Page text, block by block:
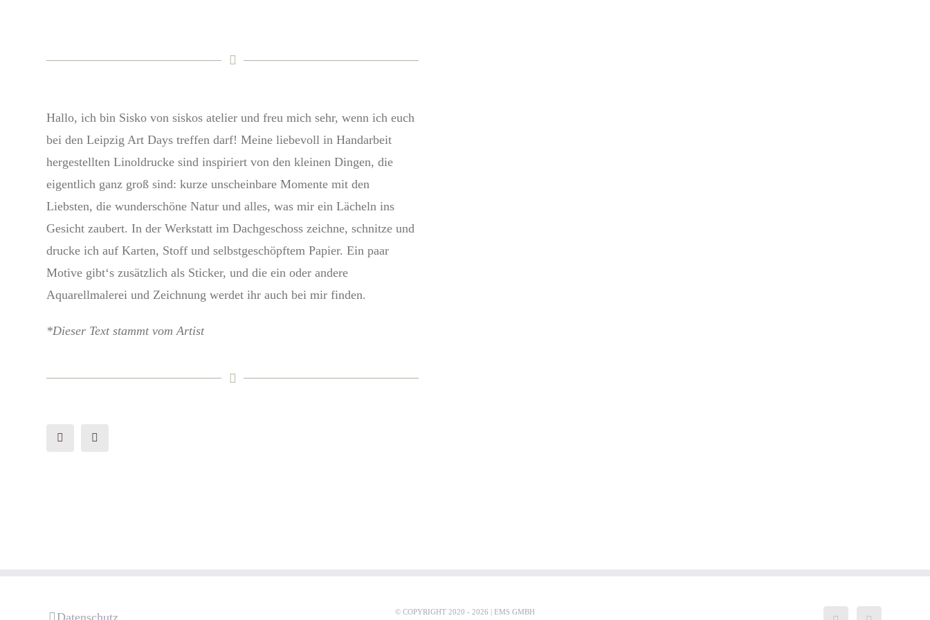
Hallo, ich bin Sisko von siskos atelier und freu mich sehr, wenn ich euch
bei den Leipzig Art Days treffen darf! Meine liebevoll in Handarbeit
hergestellten Linoldrucke sind inspiriert von den kleinen Dingen, die
eigentlich ganz groß sind: kurze unscheinbare Momente mit den
Liebsten, die wunderschöne Natur und alles, was mir ein Lächeln ins
Gesicht zaubert. In der Werkstatt im Dachgeschoss zeichne, schnitze und
drucke ich auf Karten, Stoff und selbstgeschöpftem Papier. Ein paar
Motive gibt‘s zusätzlich als Sticker, und die ein oder andere
Aquarellmalerei und Zeichnung werdet ihr auch bei mir finden.
*Dieser Text stammt vom Artist
© COPYRIGHT 2020 - 2026 | EMS GMBH